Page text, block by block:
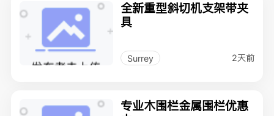
全新重型斜切机支架带夹
具
Surrey 2天前
专业木围栏金属围栏优惠